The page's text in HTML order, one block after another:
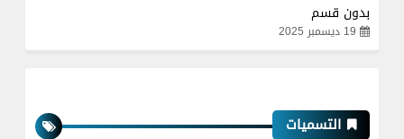
بدون قسم
19 ديسمبر 2025
التسميات